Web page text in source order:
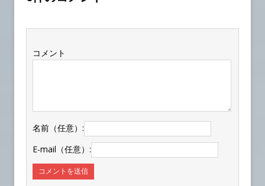
コメント
名前（任意）:
E-mail（任意）: